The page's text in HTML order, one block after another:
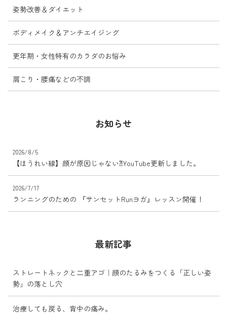
姿勢改善＆ダイエット
ボディメイク＆アンチエイジング
更年期・女性特有のカラダのお悩み
肩こり・腰痛などの不調
お知らせ
2026/8/5
【ほうれい線】顔が原因じゃない⁈YouTube更新しました。
2026/7/17
ランニングのための 『サンセットRunヨガ』レッスン開催！
最新記事
ストレートネックと二重アゴ｜顔のたるみをつくる「正しい姿
勢」の落とし穴
治療しても戻る、背中の痛み。